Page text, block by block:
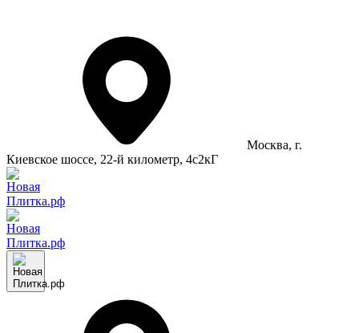
Москва, г.
Киевское шоссе, 22-й километр, 4с2кГ